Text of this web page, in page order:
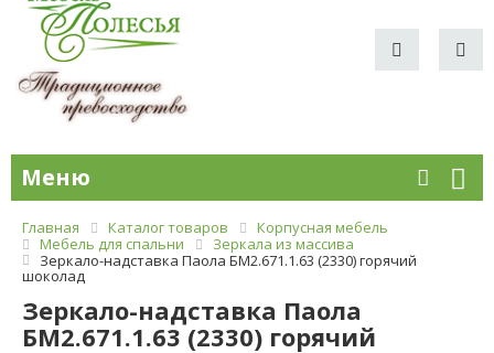
Меню
Главная Каталог товаров
Корпусная мебель
Мебель для спальни
Зеркала из массива
Зеркало-надставка Паола БМ2.671.1.63 (2330) горячий
шоколад
Зеркало-надставка Паола
БМ2.671.1.63 (2330) горячий